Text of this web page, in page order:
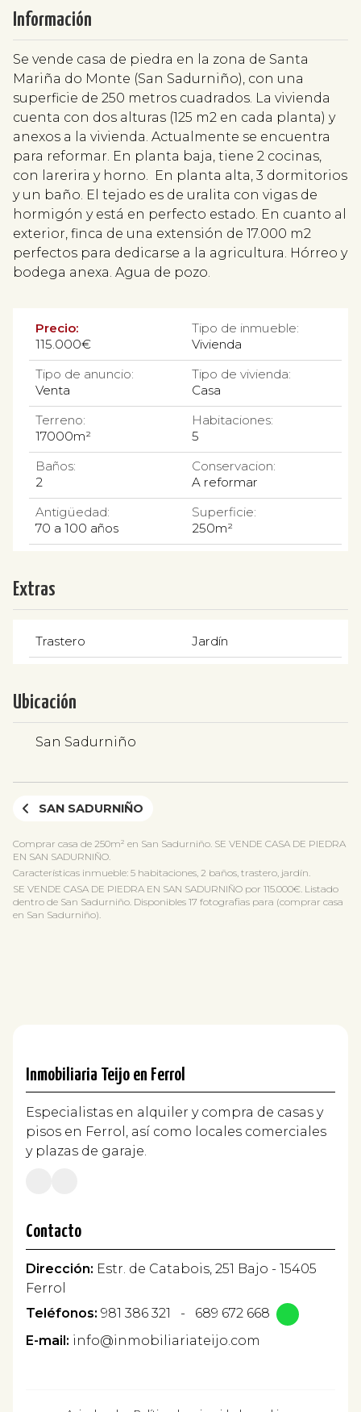
Información
Se vende casa de piedra en la zona de Santa
Mariña do Monte (San Sadurniño), con una
superficie de 250 metros cuadrados. La vivienda
cuenta con dos alturas (125 m2 en cada planta) y
anexos a la vivienda. Actualmente se encuentra
para reformar. En planta baja, tiene 2 cocinas,
con larerira y horno. En planta alta, 3 dormitorios
y un baño. El tejado es de uralita con vigas de
hormigón y está en perfecto estado. En cuanto al
exterior, finca de una extensión de 17.000 m2
perfectos para dedicarse a la agricultura. Hórreo y
bodega anexa. Agua de pozo.
Precio:
115.000€
Tipo de inmueble:
Vivienda
Tipo de anuncio:
Venta
Tipo de vivienda:
Casa
Terreno:
17000m²
Habitaciones:
5
Baños:
2
Conservacion:
A reformar
Antigüedad:
70 a 100 años
Superficie:
250m²
Extras
Trastero Jardín
Ubicación
San Sadurniño
SAN SADURNIÑO
Comprar casa de 250m² en San Sadurniño. SE VENDE CASA DE PIEDRA
EN SAN SADURNIÑO.
Características inmueble: 5 habitaciones, 2 baños, trastero, jardín.
SE VENDE CASA DE PIEDRA EN SAN SADURNIÑO por 115.000€. Listado
dentro de San Sadurniño. Disponibles 17 fotografias para (comprar casa
en San Sadurniño).
Inmobiliaria Teijo en Ferrol
Especialistas en alquiler y compra de casas y
pisos en Ferrol, así como locales comerciales
y plazas de garaje.
Contacto
Dirección: Estr. de Catabois, 251 Bajo - 15405
Ferrol
Teléfonos: 981 386 321 -
689 672 668
E-mail: info@inmobiliariateijo.com